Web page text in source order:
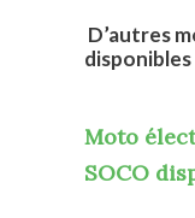
D’autres
disponibles
Moto
SOCO